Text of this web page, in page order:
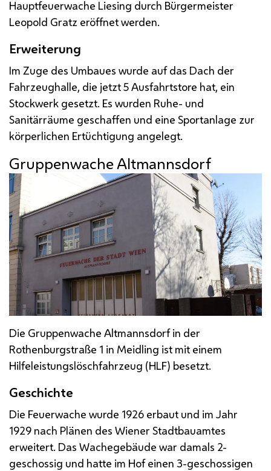
Hauptfeuerwache Liesing durch Bürgermeister
Leopold Gratz eröffnet werden.
Erweiterung
Im Zuge des Umbaues wurde auf das Dach der
Fahrzeughalle, die jetzt 5 Ausfahrtstore hat, ein
Stockwerk gesetzt. Es wurden Ruhe- und
Sanitärräume geschaffen und eine Sportanlage zur
körperlichen Ertüchtigung angelegt.
Gruppenwache Altmannsdorf
Die Gruppenwache Altmannsdorf in der
Rothenburgstraße 1 in Meidling ist mit einem
Hilfeleistungslöschfahrzeug (HLF) besetzt.
Geschichte
Die Feuerwache wurde 1926 erbaut und im Jahr
1929 nach Plänen des Wiener Stadtbauamtes
erweitert. Das Wachegebäude war damals 2-
geschossig und hatte im Hof einen 3-geschossigen